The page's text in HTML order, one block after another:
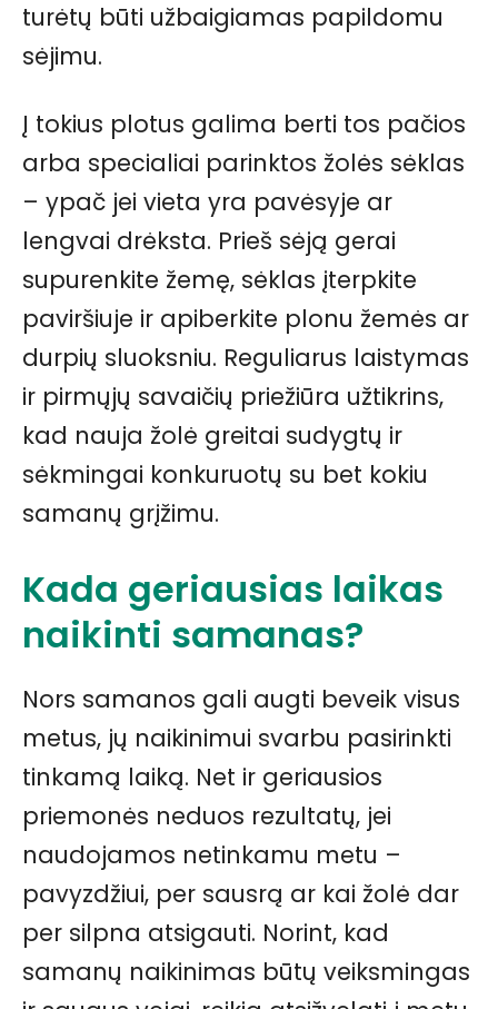
turėtų būti užbaigiamas papildomu
sėjimu.
Į tokius plotus galima berti tos pačios
arba specialiai parinktos žolės sėklas
– ypač jei vieta yra pavėsyje ar
lengvai drėksta. Prieš sėją gerai
supurenkite žemę, sėklas įterpkite
paviršiuje ir apiberkite plonu žemės ar
durpių sluoksniu. Reguliarus laistymas
ir pirmųjų savaičių priežiūra užtikrins,
kad nauja žolė greitai sudygtų ir
sėkmingai konkuruotų su bet kokiu
samanų grįžimu.
Kada geriausias laikas
naikinti samanas?
Nors samanos gali augti beveik visus
metus, jų naikinimui svarbu pasirinkti
tinkamą laiką. Net ir geriausios
priemonės neduos rezultatų, jei
naudojamos netinkamu metu –
pavyzdžiui, per sausrą ar kai žolė dar
per silpna atsigauti. Norint, kad
samanų naikinimas būtų veiksmingas